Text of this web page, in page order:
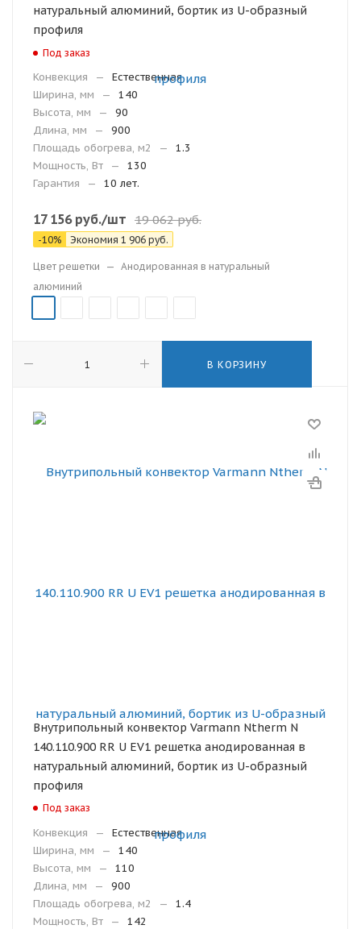
натуральный алюминий, бортик из U-образный
профиля
Под заказ
Конвекция —
Естественная
Ширина, мм
—
140
Высота, мм
—
90
Длина, мм
—
900
Площадь обогрева, м2
—
1.3
Мощность, Вт
—
130
Гарантия
— 10 лет.
17 156руб./шт 19 062руб.
-10% Экономия 1 906 руб.
Цвет решетки — Анодированная в натуральный
алюминий
В КОРЗИНУ
Внутрипольный конвектор Varmann Ntherm N
140.110.900 RR U EV1 решетка анодированная в
натуральный алюминий, бортик из U-образный
профиля
Под заказ
Конвекция —
Естественная
Ширина, мм
—
140
Высота, мм
—
110
Длина, мм
—
900
Площадь обогрева, м2
—
1.4
Мощность, Вт
—
142